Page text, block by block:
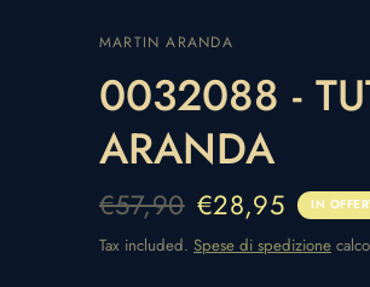
MARTIN ARANDA
0032088 -
ARANDA
€57,90 €28,95 IN
Tax included. Spese di spedizione